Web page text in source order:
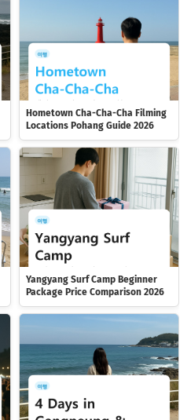
Hometown Cha-Cha-Cha Filming
Locations Pohang Guide 2026
Yangyang Surf Camp Beginner
Package Price Comparison 2026